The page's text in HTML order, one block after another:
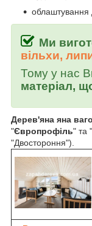
облаштування
Ми
вільхи,
Тому у нас
матеріал,
Дерев'яна яна
"Європрофіль" та "
"Двостороння").